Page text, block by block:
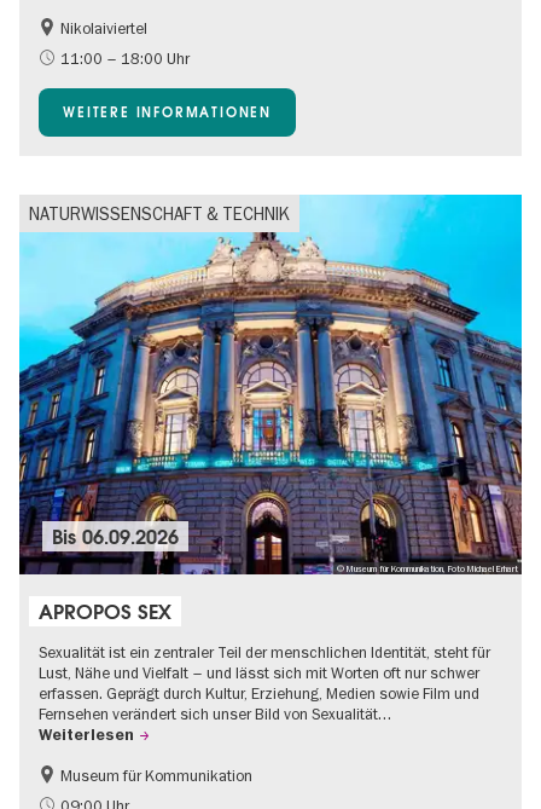
Barrierefrei
Food
Gratis
Kinder
Ticket-Tipp
Nikolaiviertel
11:00 – 18:00 Uhr
WEITERE INFORMATIONEN
NATURWISSENSCHAFT & TECHNIK
© Museum für Kommunikation, Foto Michael Erhart
Bis06.09.2026
APROPOS SEX
Sexualität ist ein zentraler Teil der menschlichen Identität, steht für
Lust, Nähe und Vielfalt – und lässt sich mit Worten oft nur schwer
erfassen. Geprägt durch Kultur, Erziehung, Medien sowie Film und
Fernsehen verändert sich unser Bild von Sexualität…
Weiterlesen
Politik & Gesellschaft
Teenager
Museum für Kommunikation